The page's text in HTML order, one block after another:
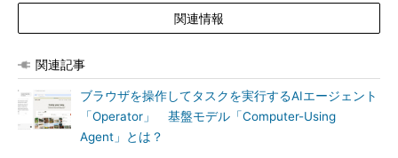
関連情報
関連記事
ブラウザを操作してタスクを実行するAIエージェント
「Operator」 基盤モデル「Computer-Using
Agent」とは？